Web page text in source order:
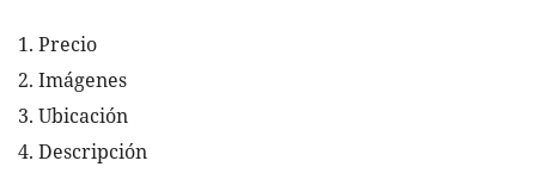
Precio
Imágenes
Ubicación
Descripción